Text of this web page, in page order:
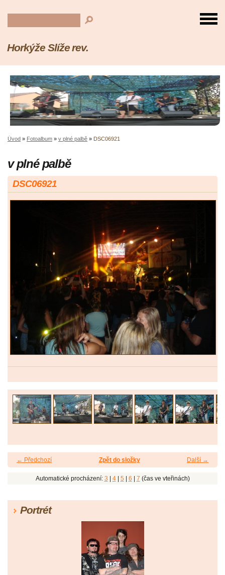
Horkýže Slíže rev.
Úvod » Fotoalbum » v plné palbě » DSC06921
v plné palbě
DSC06921
← Předchozí Další →
Zpět do složky
Automatické procházení: 3 4| 5| 6 7 (čas ve vteřinách)
Portrét